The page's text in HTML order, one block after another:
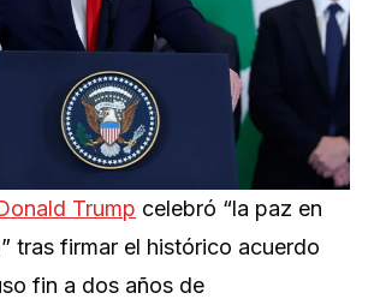
Trump celebró “la paz en
tras firmar el histórico acuerdo
fin a dos años de